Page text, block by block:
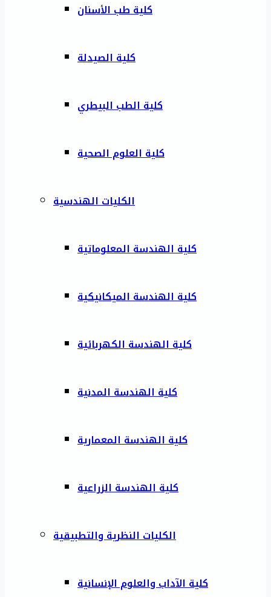
كلية طب الأسنان
كلية الصيدلة
كلية الطب البيطري
كلية العلوم الصحية
الكليات الهندسية
كلية الهندسة المعلوماتية
كلية الهندسة الميكانيكية
كلية الهندسة الكهربائية
كلية الهندسة المدنية
كلية الهندسة المعمارية
كلية الهندسة الزراعية
الكليات النظرية والتطبيقية
كلية الآداب والعلوم الإنسانية